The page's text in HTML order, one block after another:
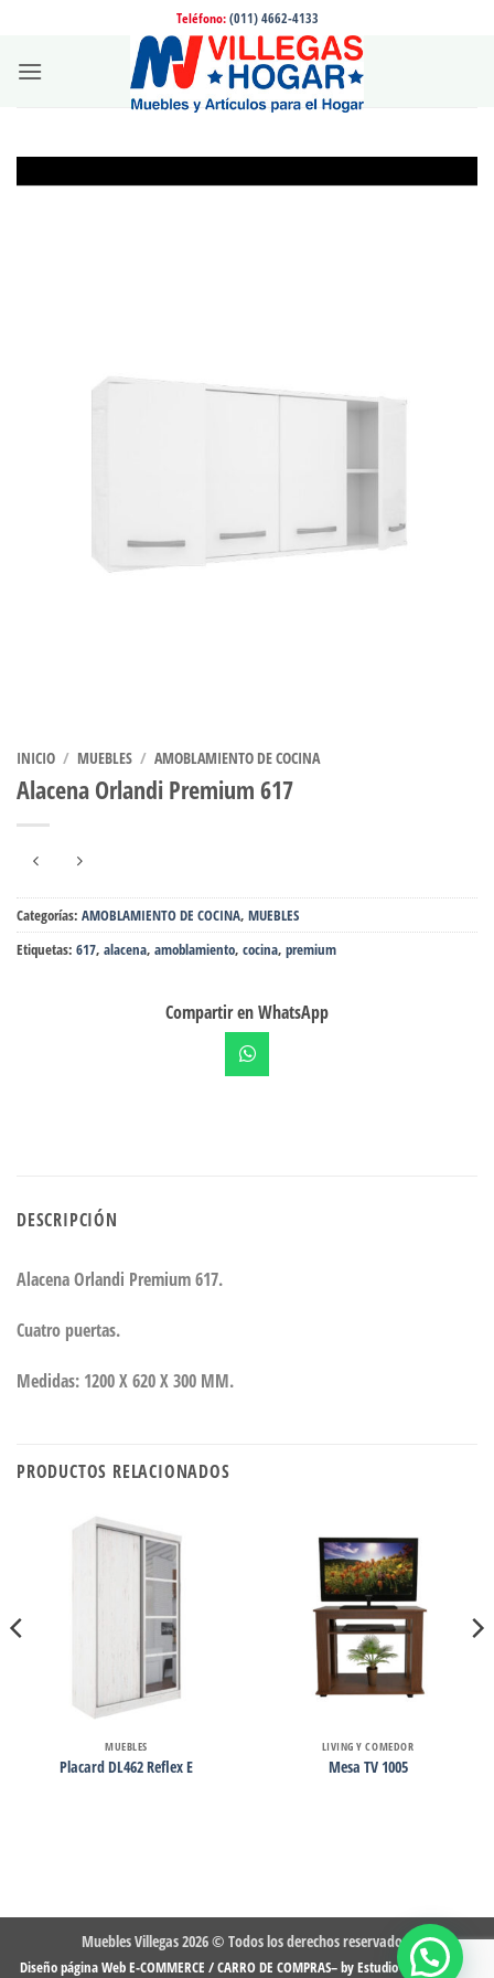
contenido
Teléfono: (011) 4662-4133
INICIO / MUEBLES / AMOBLAMIENTO DE COCINA
Alacena Orlandi Premium 617
Categorías: AMOBLAMIENTO DE COCINA, MUEBLES
Etiquetas: 617, alacena, amoblamiento, cocina, premium
Compartir en WhatsApp
DESCRIPCIÓN
Alacena Orlandi Premium 617.
Cuatro puertas.
Medidas: 1200 X 620 X 300 MM.
PRODUCTOS RELACIONADOS
MUEBLES
Placard DL462 Reflex E
LIVING Y COMEDOR
Mesa TV 1005
Muebles Villegas 2026 © Todos los derechos reservados.
Diseño página Web E-COMMERCE / CARRO DE COMPRAS– by Estudio DMG